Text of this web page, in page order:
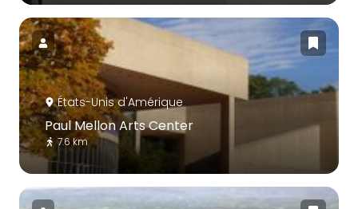
États-Unis d'Amérique
Paul Mellon Arts Center
7.6 km